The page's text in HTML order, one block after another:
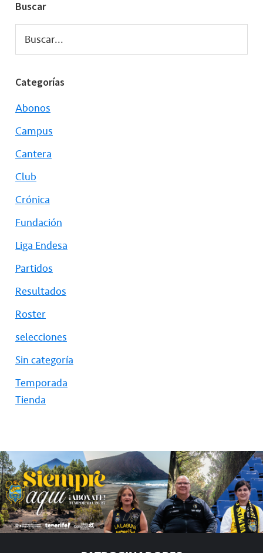
Buscar
Buscar...
Categorías
Abonos
Campus
Cantera
Club
Crónica
Fundación
Liga Endesa
Partidos
Resultados
Roster
selecciones
Sin categoría
Temporada
Tienda